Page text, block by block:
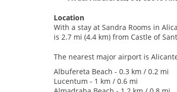
Albufereta Beach - 0.3 km / 0.2 mi
Lucentum - 1 km / 0.6 mi
The nearest major airport is
Location
With a stay at Sandra Rooms in
is 2.7 mi (4.4 km) from Castle of